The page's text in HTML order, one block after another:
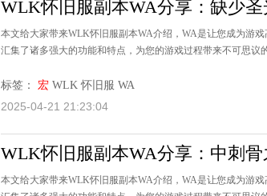
WLK怀旧服副本WA分享：缺少
本文给大家带来WLK怀旧服副本WA介绍，WA是让您成为游
汇集了诸多强大的功能和特点，为您的游戏过程带来不可思议
标签： 宏 WLK 怀旧服 WA
2025-04-21 21:23:04
WLK怀旧服副本WA分享：中刺
本文给大家带来WLK怀旧服副本WA介绍，WA是让您成为游